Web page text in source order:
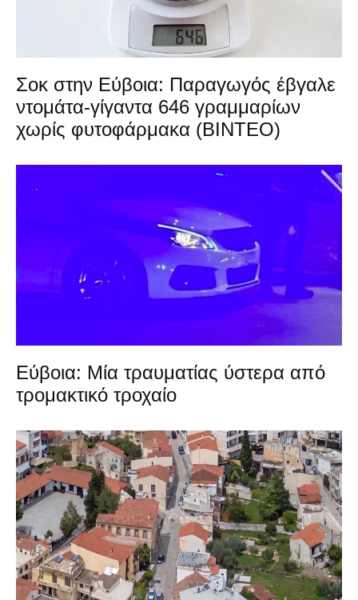
Σοκ στην Εύβοια: Παραγωγός έβγαλε
ντομάτα-γίγαντα 646 γραμμαρίων
χωρίς φυτοφάρμακα (ΒΙΝΤΕΟ)
Εύβοια: Μία τραυματίας ύστερα από
τρομακτικό τροχαίο